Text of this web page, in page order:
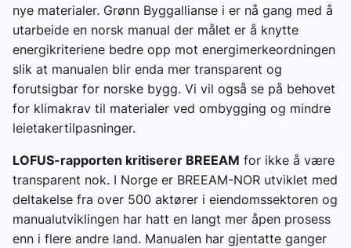
nye materialer. Grønn Byggallianse i er nå gang med å
utarbeide en norsk manual der målet er å knytte
energikriteriene bedre opp mot energimerkeordningen
slik at manualen blir enda mer transparent og
forutsigbar for norske bygg. Vi vil også se på behovet
for klimakrav til materialer ved ombygging og mindre
leietakertilpasninger.
LOFUS-rapporten kritiserer BREEAM for ikke å være
transparent nok. I Norge er BREEAM-NOR utviklet med
deltakelse fra over 500 aktører i eiendomssektoren og
manualutviklingen har hatt en langt mer åpen prosess
enn i flere andre land. Manualen har gjentatte ganger